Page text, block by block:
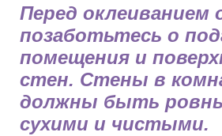
Перед оклеиванием
позаботьтесь о
помещения и
стен. Стены в
должны быть
сухими и чистыми.